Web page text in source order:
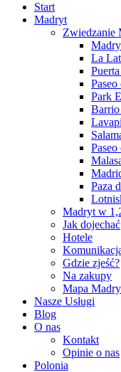
Start
Madryt
Zwiedzanie
La
Park
Barrio
Paseo
Paza
Madryt w
Jak dojechać
Hotele
Gdzie zjeść?
Na zakupy
Mapa
Nasze Usługi
Blog
O nas
Kontakt
Opinie o nas
Polonia